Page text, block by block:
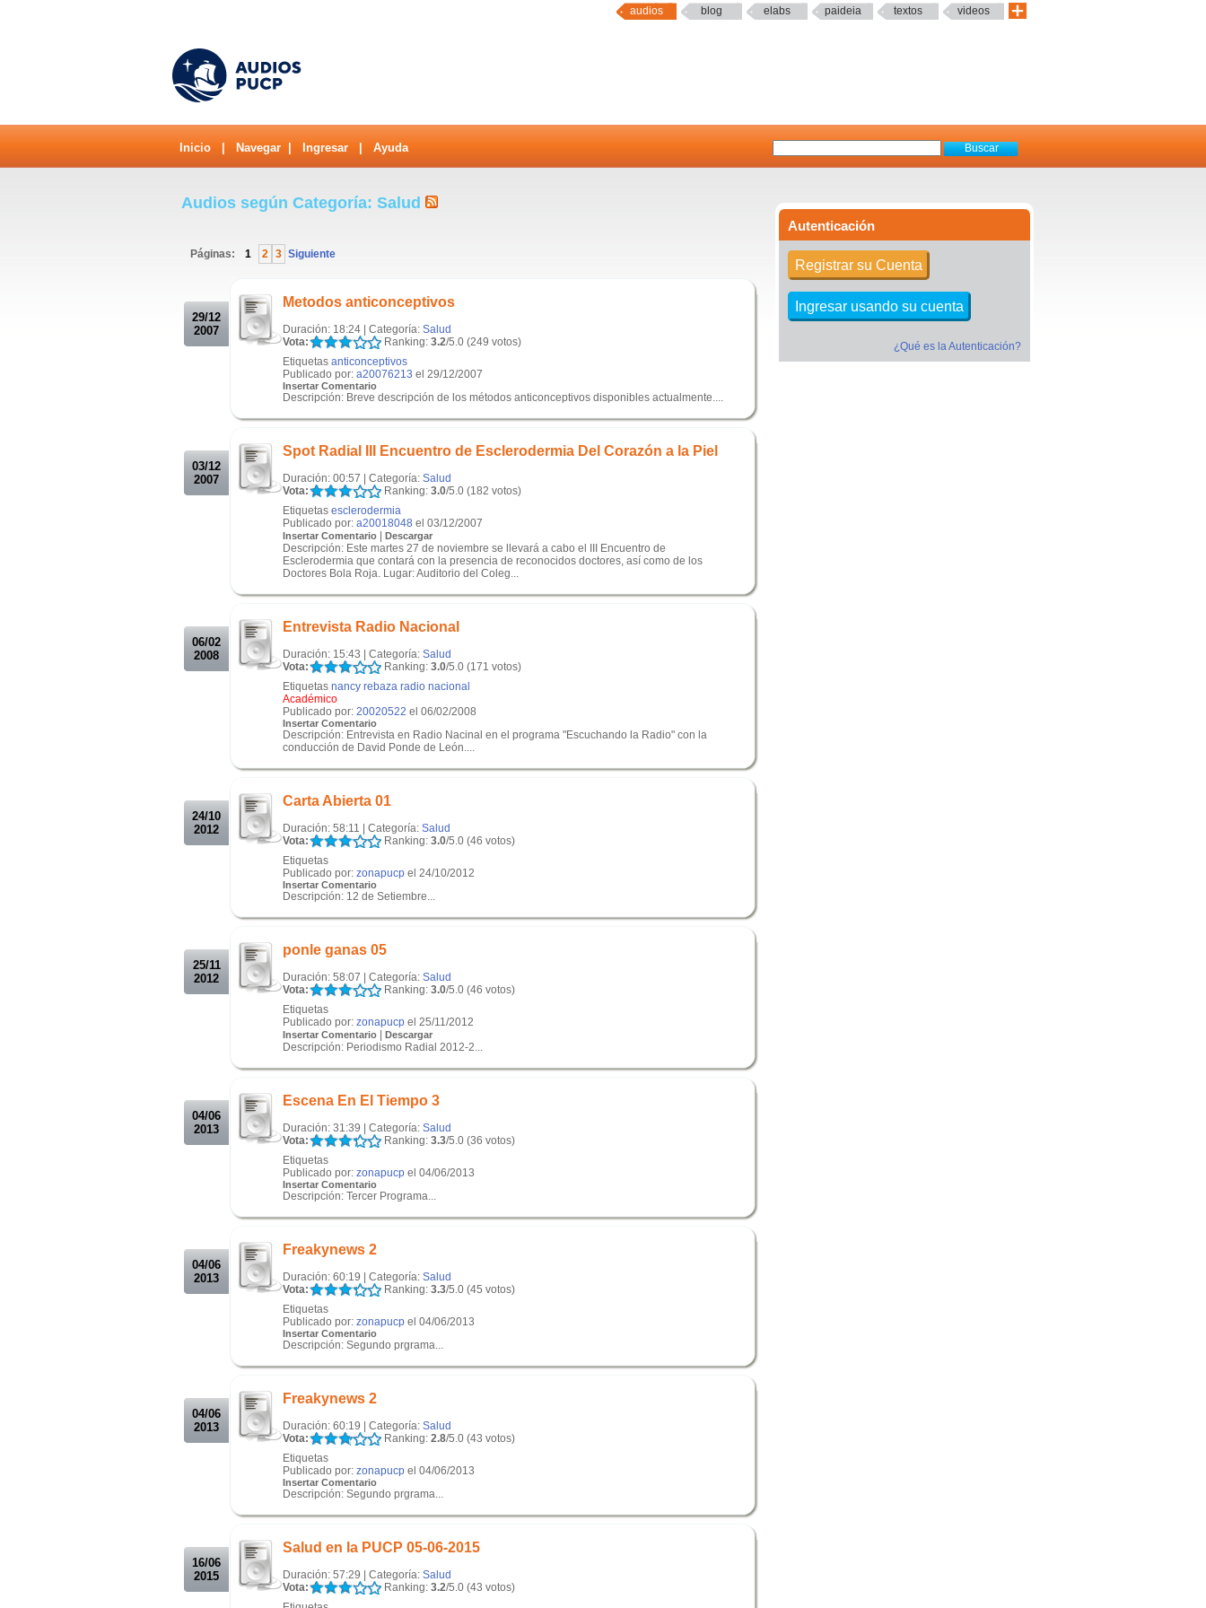
audios blog elabs paideia textos videos
Inicio Navegar Ingresar Ayuda
Autenticación
Registrar su Cuenta
Ingresar usando su cuenta
¿Qué es la Autenticación?
Audios según Categoría: Salud
Páginas: 1 2 3 Siguiente
29/12
2007
Metodos anticonceptivos
Duración: 18:24 | Categoría: Salud
Vota:
Ranking: 3.2/5.0 (249 votos)
Etiquetas anticonceptivos
Publicado por: a20076213 el 29/12/2007
Insertar Comentario
Descripción: Breve descripción de los métodos anticonceptivos disponibles actualmente....
03/12
2007
Spot Radial III Encuentro de Esclerodermia Del Corazón a la Piel
Duración: 00:57 | Categoría: Salud
Vota:
Ranking: 3.0/5.0 (182 votos)
Etiquetas esclerodermia
Publicado por: a20018048 el 03/12/2007
Insertar Comentario | Descargar
Descripción: Este martes 27 de noviembre se llevará a cabo el III Encuentro de
Esclerodermia que contará con la presencia de reconocidos doctores, así como de los
Doctores Bola Roja. Lugar: Auditorio del Coleg...
06/02
2008
Entrevista Radio Nacional
Duración: 15:43 | Categoría: Salud
Vota:
Ranking: 3.0/5.0 (171 votos)
Etiquetas nancy rebaza radio nacional
Académico
Publicado por: 20020522 el 06/02/2008
Insertar Comentario
Descripción: Entrevista en Radio Nacinal en el programa "Escuchando la Radio" con la
conducción de David Ponde de León....
24/10
2012
Carta Abierta 01
Duración: 58:11 | Categoría: Salud
Vota:
Ranking: 3.0/5.0 (46 votos)
Etiquetas
Publicado por: zonapucp el 24/10/2012
Insertar Comentario
Descripción: 12 de Setiembre...
25/11
2012
ponle ganas 05
Duración: 58:07 | Categoría: Salud
Vota:
Ranking: 3.0/5.0 (46 votos)
Etiquetas
Publicado por: zonapucp el 25/11/2012
Insertar Comentario | Descargar
Descripción: Periodismo Radial 2012-2...
04/06
2013
Escena En El Tiempo 3
Duración: 31:39 | Categoría: Salud
Vota:
Ranking: 3.3/5.0 (36 votos)
Etiquetas
Publicado por: zonapucp el 04/06/2013
Insertar Comentario
Descripción: Tercer Programa...
04/06
2013
Freakynews 2
Duración: 60:19 | Categoría: Salud
Vota:
Ranking: 3.3/5.0 (45 votos)
Etiquetas
Publicado por: zonapucp el 04/06/2013
Insertar Comentario
Descripción: Segundo prgrama...
04/06
2013
Freakynews 2
Duración: 60:19 | Categoría: Salud
Vota:
Ranking: 2.8/5.0 (43 votos)
Etiquetas
Publicado por: zonapucp el 04/06/2013
Insertar Comentario
Descripción: Segundo prgrama...
16/06
2015
Salud en la PUCP 05-06-2015
Duración: 57:29 | Categoría: Salud
Vota:
Ranking: 3.2/5.0 (43 votos)